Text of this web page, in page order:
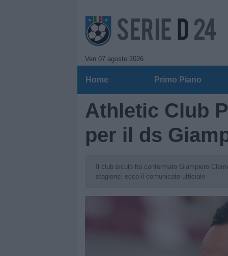
Ven 07 agosto 2026
Home Primo Piano
Athletic Club
per il ds
Il club siculo ha confermato Giampiero
stagione: ecco il comunicato ufficiale